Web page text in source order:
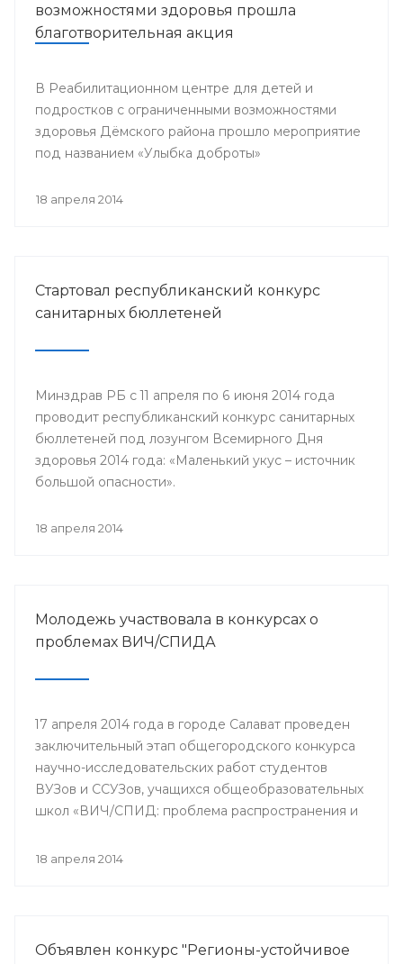
возможностями здоровья прошла
благотворительная акция
В Реабилитационном центре для детей и
подростков с ограниченными возможностями
здоровья Дёмского района прошло мероприятие
под названием «Улыбка доброты»
18 апреля 2014
Стартовал республиканский конкурс
санитарных бюллетеней
Минздрав РБ с 11 апреля по 6 июня 2014 года
проводит республиканский конкурс санитарных
бюллетеней под лозунгом Всемирного Дня
здоровья 2014 года: «Маленький укус – источник
большой опасности».
18 апреля 2014
Молодежь участвовала в конкурсах о
проблемах ВИЧ/СПИДА
17 апреля 2014 года в городе Салават проведен
заключительный этап общегородского конкурса
научно-исследовательских работ студентов
ВУЗов и ССУЗов, учащихся общеобразовательных
школ «ВИЧ/СПИД: проблема распространения и
18 апреля 2014
Объявлен конкурс "Регионы-устойчивое